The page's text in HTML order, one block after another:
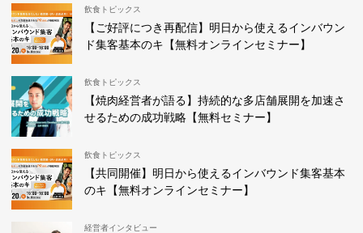
飲食トピックス
【ご好評につき再配信】明日から使えるインバウン
ド集客基本のキ【無料オンラインセミナー】
飲食トピックス
【焼肉経営者が語る】持続的な多店舗展開を加速さ
せるための成功戦略【無料セミナー】
飲食トピックス
【共同開催】明日から使えるインバウンド集客基本
のキ【無料オンラインセミナー】
経営者インタビュー